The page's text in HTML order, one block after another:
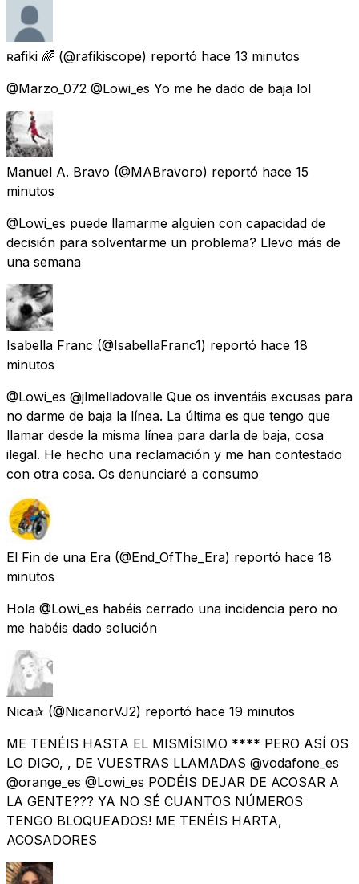
ʀafiki 🌈 (@rafikiscope) reportó hace 13 minutos
@Marzo_072 @Lowi_es Yo me he dado de baja lol
Manuel A. Bravo (@MABravoro) reportó hace 15
minutos
@Lowi_es puede llamarme alguien con capacidad de
decisión para solventarme un problema? Llevo más de
una semana
Isabella Franc (@IsabellaFranc1) reportó hace 18
minutos
@Lowi_es @jlmelladovalle Que os inventáis excusas para
no darme de baja la línea. La última es que tengo que
llamar desde la misma línea para darla de baja, cosa
ilegal. He hecho una reclamación y me han contestado
con otra cosa. Os denunciaré a consumo
El Fin de una Era (@End_OfThe_Era) reportó hace 18
minutos
Hola @Lowi_es habéis cerrado una incidencia pero no
me habéis dado solución
Nica✰ (@NicanorVJ2) reportó hace 19 minutos
ME TENÉIS HASTA EL MISMÍSIMO **** PERO ASÍ OS
LO DIGO, , DE VUESTRAS LLAMADAS @vodafone_es
@orange_es @Lowi_es PODÉIS DEJAR DE ACOSAR A
LA GENTE??? YA NO SÉ CUANTOS NÚMEROS
TENGO BLOQUEADOS! ME TENÉIS HARTA,
ACOSADORES